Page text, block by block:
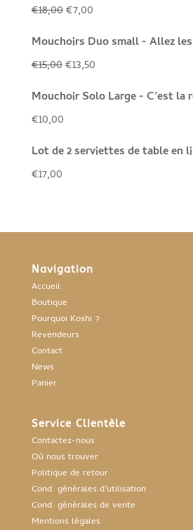
€18,00Le
prix
initial
€18,00.
€7,00Le
prix
actuel
€7,00.
Mouchoirs Duo small - Allez
€15,00Le
prix
€15,00.
€13,50Le
prix
€13,50.
Mouchoir Solo Large - C’est la
€10,00
Lot de 2 serviettes de table en
€17,00
Navigation
Accueil
Boutique
Pourquoi Koshi ?
Revendeurs
Contact
News
Panier
Service Clientèle
Contactez-nous
Où nous trouver
Politique de retour
Cond. générales d’utilisation
Cond. générales de vente
Mentions légales